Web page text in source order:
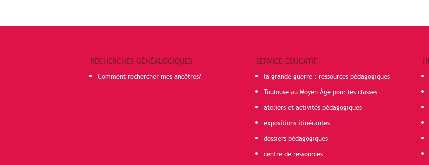
RECHERCHES GÉNÉALOGIQUES
Comment rechercher mes ancêtres?
SERVICE ÉDUCATIF
la grande guerre : ressources pédagogiques
Toulouse au Moyen Âge pour les classes
ateliers et activités pédagogiques
expositions itinérantes
dossiers pédagogiques
centre de ressources